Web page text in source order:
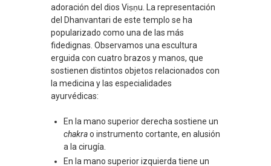
adoración del dios Viṣṇu. La representación
del Dhanvantari de este templo se ha
popularizado como una de las más
fidedignas. Observamos una escultura
erguida con cuatro brazos y manos, que
sostienen distintos objetos relacionados con
la medicina y las especialidades
ayurvédicas:
En la mano superior derecha sostiene un
chakrao instrumento cortante, en alusión
a la cirugía.
En la mano superior izquierda tiene un